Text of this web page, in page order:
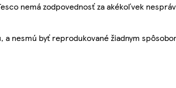
nemá zodpovednosť za akékoľvek
nesmú byť reprodukované žiadnym